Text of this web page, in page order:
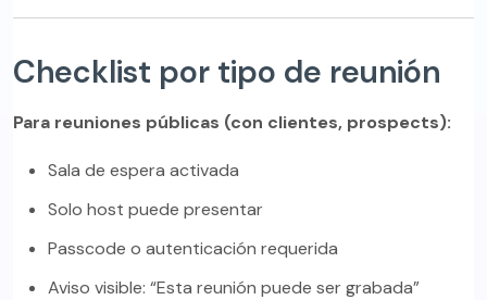
Checklist por tipo de reunión
Para reuniones públicas (con clientes, prospects):
Sala de espera activada
Solo host puede presentar
Passcode o autenticación requerida
Aviso visible: “Esta reunión puede ser grabada”